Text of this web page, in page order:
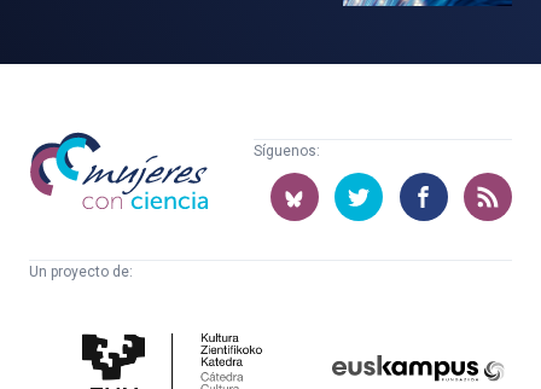
Mujeres
con
ciencia
Síguenos:
Un proyecto de:
Cultura